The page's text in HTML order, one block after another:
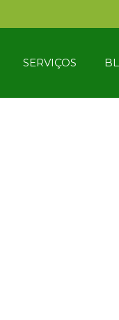
SERVIÇOS